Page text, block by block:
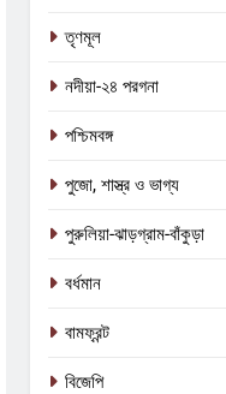
তৃণমূল
নদীয়া-২৪ পরগনা
পশ্চিমবঙ্গ
পুজো, শাস্ত্র ও ভাগ্য
পুরুলিয়া-ঝাড়গ্রাম-বাঁকুড়া
বর্ধমান
বামফ্রন্ট
বিজেপি